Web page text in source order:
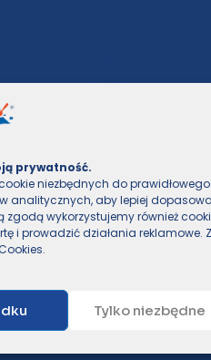
prywatność.
niezbędnych do
analitycznych, aby lepiej
zgodą wykorzystujemy również
i prowadzić działania reklamowe.
.
Tylko niezbędne
Partnerzy